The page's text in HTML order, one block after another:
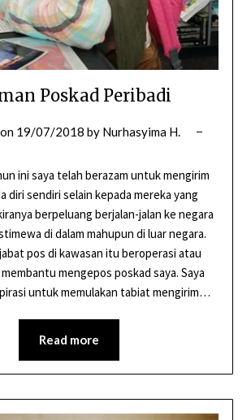
Poskad Peribadi
19/07/2018 by Nurhasyima H.
ini saya telah berazam untuk mengirim
diri sendiri selain kepada mereka yang
berpeluang berjalan-jalan ke negara
di dalam mahupun di luar negara.
pos di kawasan itu beroperasi atau
mengepos poskad saya. Saya
untuk memulakan tabiat mengirim…
Read more